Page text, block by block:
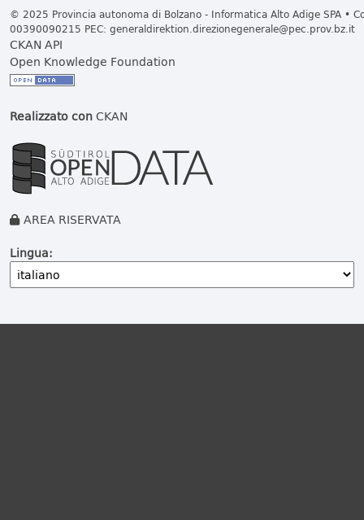
© 2025 Provincia autonoma di Bolzano - Informatica Alto Adige SPA •
00390090215 PEC: generaldirektion.direzionegenerale@pec.prov.bz.it
CKAN API
Open Knowledge Foundation
Realizzato conCKAN
AREA RISERVATA
Lingua